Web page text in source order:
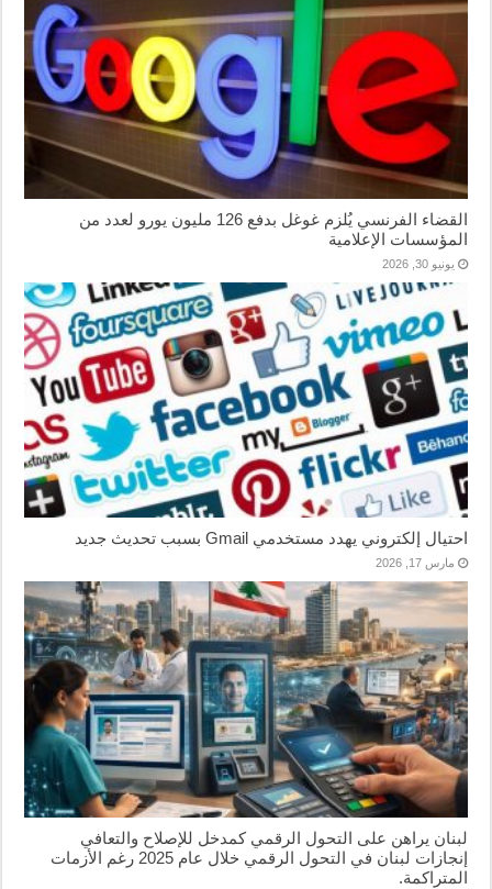
القضاء الفرنسي يُلزم غوغل بدفع 126 مليون يورو لعدد من
المؤسسات الإعلامية
يونيو 30, 2026
احتيال إلكتروني يهدد مستخدمي Gmail بسبب تحديث جديد
مارس 17, 2026
لبنان يراهن على التحول الرقمي كمدخل للإصلاح والتعافي
إنجازات لبنان في التحول الرقمي خلال عام 2025 رغم الأزمات
المتراكمة.